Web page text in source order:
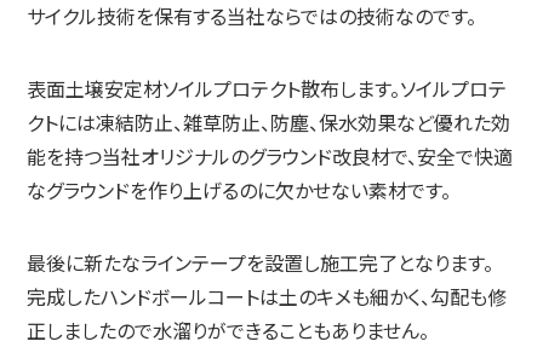
サイクル技術を保有する当社ならではの技術なのです。
表面土壌安定材ソイルプロテクト散布します。ソイルプロテ
クトには凍結防止、雑草防止、防塵、保水効果など優れた効
能を持つ当社オリジナルのグラウンド改良材で、安全で快適
なグラウンドを作り上げるのに欠かせない素材です。
最後に新たなラインテープを設置し施工完了となります。
完成したハンドボールコートは土のキメも細かく、勾配も修
正しましたので水溜りができることもありません。